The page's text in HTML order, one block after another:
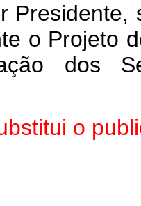
o Projeto
dos
o